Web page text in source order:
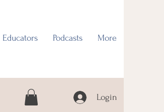
Educators Podcasts More
Login